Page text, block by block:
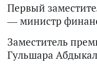
Первый
— министр
Заместитель
Гульшара